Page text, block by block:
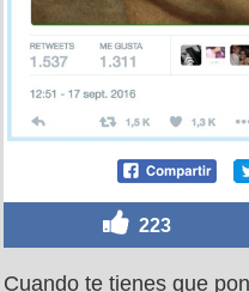
223
Cuando te tienes que